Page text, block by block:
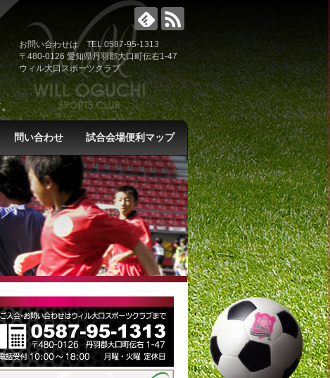
お問い合わせは TEL.0587-95-1313
〒480-0126 愛知県丹羽郡大口町伝右1-47
ウィル大口スポーツクラブ
問い合わせ 試合会場便利マップ